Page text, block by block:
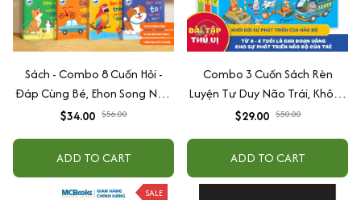
Sách - Combo 8 Cuốn Hỏi -
Đáp Cùng Bé, Ehon Song Ngữ
Việt - Anh - Dành Cho Bé Từ 0
$34.00 $56.00
ADD TO CART
Combo 3 Cuốn Sách Rèn
Luyện Tư Duy Não Trái, Không
Não Phải - Đánh Thức Tiềm
$29.00 $50.00
ADD TO CART
SALE